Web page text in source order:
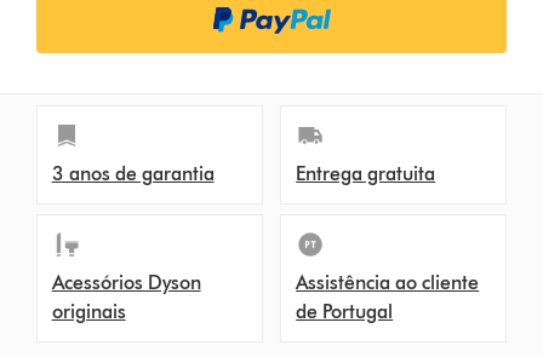
3 anos de garantia Entrega gratuita
Acessórios Dyson
originais
Assistência ao cliente
de Portugal